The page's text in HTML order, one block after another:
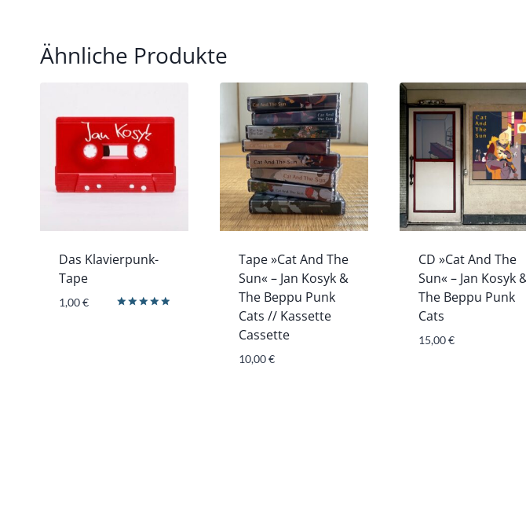
Ähnliche Produkte
Das Klavierpunk-
Tape
1,00€
Tape »Cat And The
Sun« – Jan Kosyk &
The Beppu Punk
Cats // Kassette
Cassette
10,00€
CD »Cat And The
Sun« – Jan Kosyk
The Beppu Punk
Cats
15,00€